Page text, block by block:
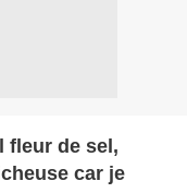
fleur de sel,
car je